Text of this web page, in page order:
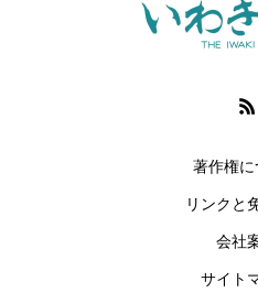
著作権に
リンクと
会社
サイト